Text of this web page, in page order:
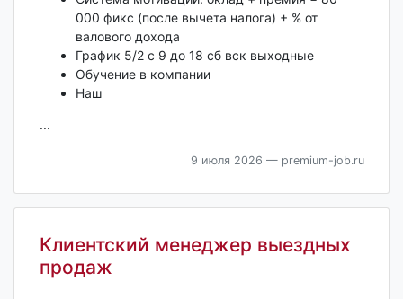
000 фикс (после вычета налога) + % от
валового дохода
График 5/2 с 9 до 18 сб вск выходные
Обучение в компании
Наш
...
9 июля 2026 — premium-job.ru
Клиентский менеджер выездных
продаж